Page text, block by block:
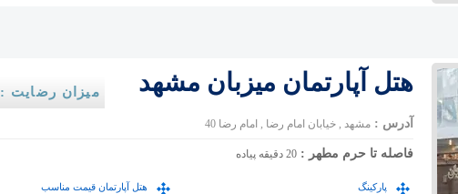
هتل آپارتمان میزبان مشهد میزان رضایت : 3.15/5
آدرس :مشهد , خیابان امام رضا , امام رضا 40
فاصله تا حرم مطهر :20 دقیقه پیاده
پارکینگ هتل آپارتمان قیمت مناسب